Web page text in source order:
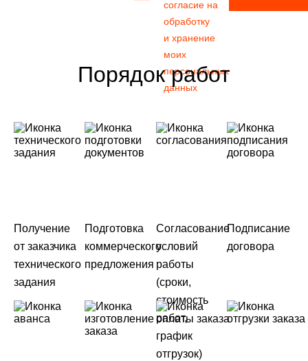
согласие на
обработку
и хранение
моих
персональных
данных
Порядок работ
Получение
от заказчика
технического
задания
Подготовка
коммерческого
предложения
Согласование
условий
работы
(сроки,
стоимость
работ,
график
отгрузок)
Подписание
договора